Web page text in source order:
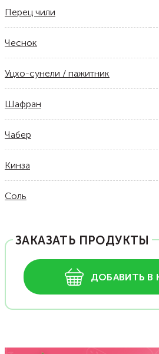
Перец чили
Чеснок
Уцхо-сунели / пажитник
Шафран
Чабер
Кинза
Соль
ЗАКАЗАТЬ ПРОДУКТЫ
ДОБАВИТЬ В